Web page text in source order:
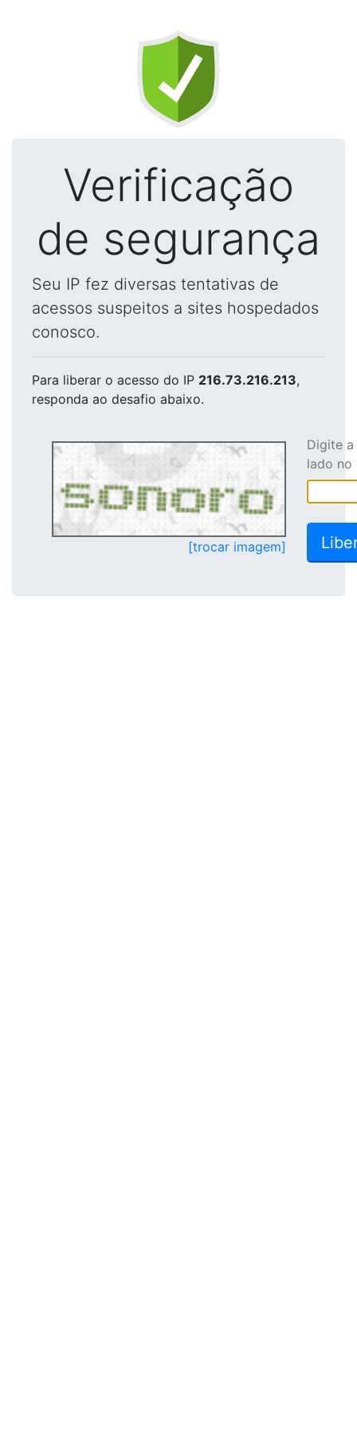
Verificação
de segurança
Seu IP fez diversas tentativas de
acessos suspeitos a sites hospedados
conosco.
Para liberar o acesso do IP 216.73.216.213,
responda ao desafio abaixo.
[trocar imagem]
Digite
lado no